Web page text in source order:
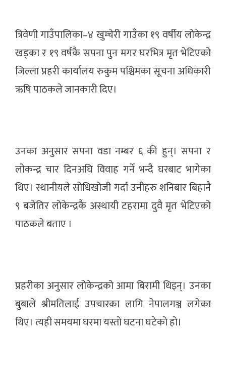
त्रिवेणी गाउँपालिका–४ खुम्चेरी गाउँका १९ वर्षीय लोकेन्द्र
खड्का र १९ वर्षकै सपना पुन मगर घरभित्र मृत भेटिएको
जिल्ला प्रहरी कार्यालय रुकुम पश्चिमका सूचना अधिकारी
ऋषि पाठकले जानकारी दिए।
उनका अनुसार सपना वडा नम्बर ६ की हुन्। सपना र
लोकन्द्र चार दिनअघि विवाह गर्ने भन्दै घरबाट भागेका
थिए। स्थानीयले सोधिखोजी गर्दा उनीहरु शनिबार बिहानै
९ बजेतिर लोकेन्द्रकै अस्थायी टहरामा दुवै मृत भेटिएको
पाठकले बताए ।
प्रहरीका अनुसार लोकेन्द्रको आमा बिरामी थिइन्। उनका
बुबाले श्रीमतिलाई उपचारका लागि नेपालगञ्ज लगेका
थिए। त्यही समयमा घरमा यस्तो घटना घटेको हो।